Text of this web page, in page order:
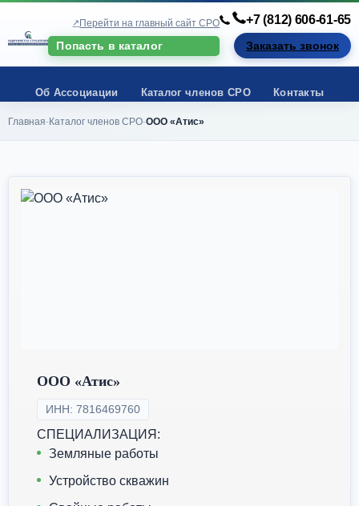
Перейти на главный сайт СРО
Попасть в каталог
+7 (812) 606-61-65
Заказать звонок
Об Ассоциации Каталог членов СРО Контакты
Главная- Каталог членов СРО-ООО «Атис»
ООО «Атис»
ИНН: 7816469760
СПЕЦИАЛИЗАЦИЯ:
Земляные работы
Устройство скважин